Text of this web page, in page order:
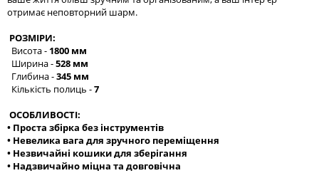
отримає неповторний шарм.
РОЗМІРИ:
Висота - 1800 мм
Ширина -528 мм
Глибина -345 мм
Кількість полиць -7
ОСОБЛИВОСТІ:
• Проста збірка без інструментів
• Невелика вага для зручного переміщення
• Незвичайні кошики для зберігання
• Надзвичайно міцна та довговічна